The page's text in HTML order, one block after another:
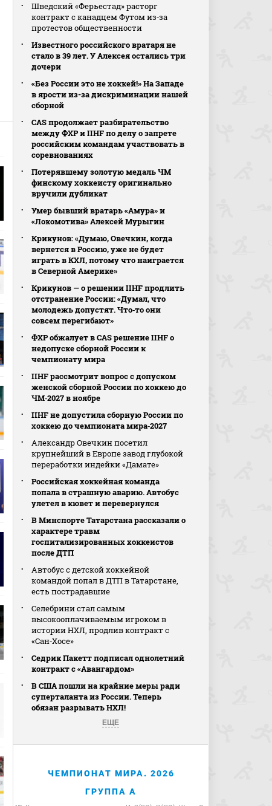
Шведский «Ферьестад» расторг
контракт с канадцем Футом из‑за
протестов общественности
Известного российского вратаря не
стало в 39 лет. У Алексея остались три
дочери
«Без России это не хоккей!» На Западе
в ярости из-за дискриминации нашей
сборной
CAS продолжает разбирательство
между ФХР и IIHF по делу о запрете
российским командам участвовать в
соревнованиях
Потерявшему золотую медаль ЧМ
финскому хоккеисту оригинально
вручили дубликат
Умер бывший вратарь «Амура» и
«Локомотива» Алексей Мурыгин
Крикунов: «Думаю, Овечкин, когда
вернется в Россию, уже не будет
играть в КХЛ, потому что наиграется
в Северной Америке»
Крикунов — о решении IIHF продлить
отстранение России: «Думал, что
молодежь допустят. Что‑то они
совсем перегибают»
ФХР обжалует в CAS решение IIHF о
недопуске сборной России к
чемпионату мира
IIHF рассмотрит вопрос с допуском
женской сборной России по хоккею до
ЧМ‑2027 в ноябре
IIHF не допустила сборную России по
хоккею до чемпионата мира‑2027
Александр Овечкин посетил
крупнейший в Европе завод глубокой
переработки индейки «Дамате»
Российская хоккейная команда
попала в страшную аварию. Автобус
улетел в кювет и перевернулся
В Минспорте Татарстана рассказали о
характере травм
госпитализированных хоккеистов
после ДТП
Автобус с детской хоккейной
командой попал в ДТП в Татарстане,
есть пострадавшие
Селебрини стал самым
высокооплачиваемым игроком в
истории НХЛ, продлив контракт с
«Сан‑Хосе»
Седрик Пакетт подписал однолетний
контракт с «Авангардом»
В США пошли на крайние меры ради
суперталанта из России. Теперь
обязан разрывать НХЛ!
ЕЩЕ
ЧЕМПИОНАТ МИРА. 2026
ГРУППА A